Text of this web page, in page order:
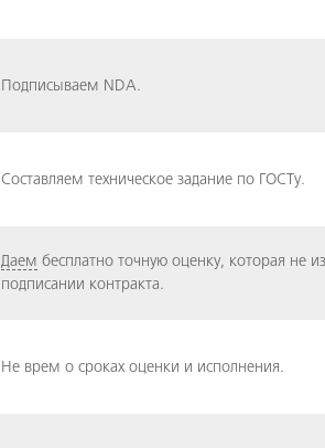
Подписываем NDA.
Составляем техническое задание по ГОСТу.
Даем бесплатно точную оценку, которая не
подписании контракта.
Не врем о сроках оценки и исполнения.